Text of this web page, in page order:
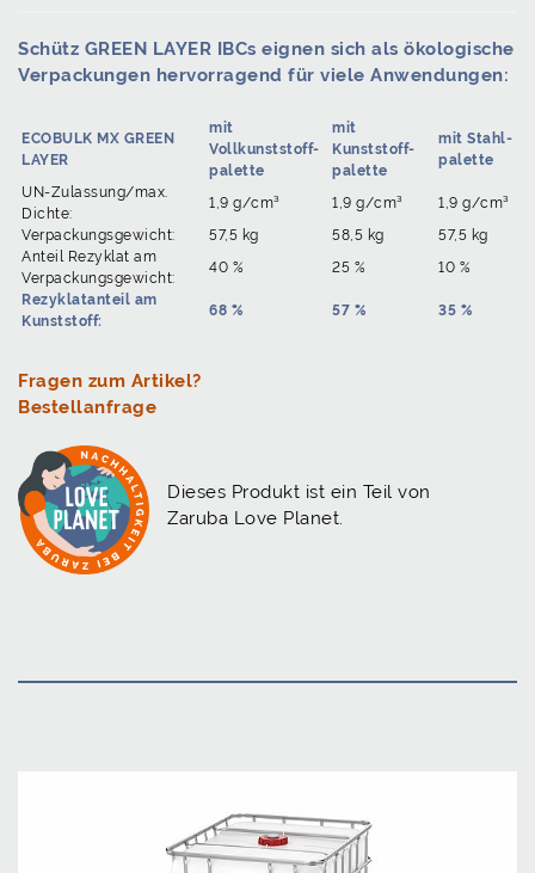
Schütz GREEN LAYER IBCs eignen sich als ökologische
Verpackungen hervorragend für viele Anwendungen:
ECOBULK MX GREEN
LAYER
mit
Vollkunststoff­
palette
mit
Kunststoff­
palette
mit Stahl­
palette
UN-Zulassung/max.
Dichte:
1,9 g/cm³ 1,9 g/cm³
1,9 g/cm³
Verpackungsgewicht:
57,5 kg 58,5 kg
57,5 kg
Anteil Rezyklat am
Verpackungsgewicht:
40 % 25 %
10 %
Rezyklatanteil am
Kunststoff:
68 % 57 % 35 %
Fragen zum Artikel?
Bestellanfrage
Dieses Produkt ist ein Teil von
Zaruba Love Planet.